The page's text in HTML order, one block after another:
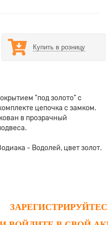
Купить в розницу
"под золото" с
цепочка с замком.
в прозрачный
- Водолей, цвет золот.